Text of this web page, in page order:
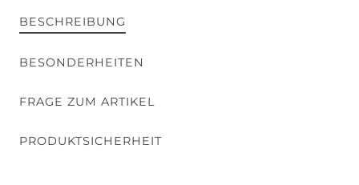
BESCHREIBUNG
BESONDERHEITEN
FRAGE ZUM ARTIKEL
PRODUKTSICHERHEIT